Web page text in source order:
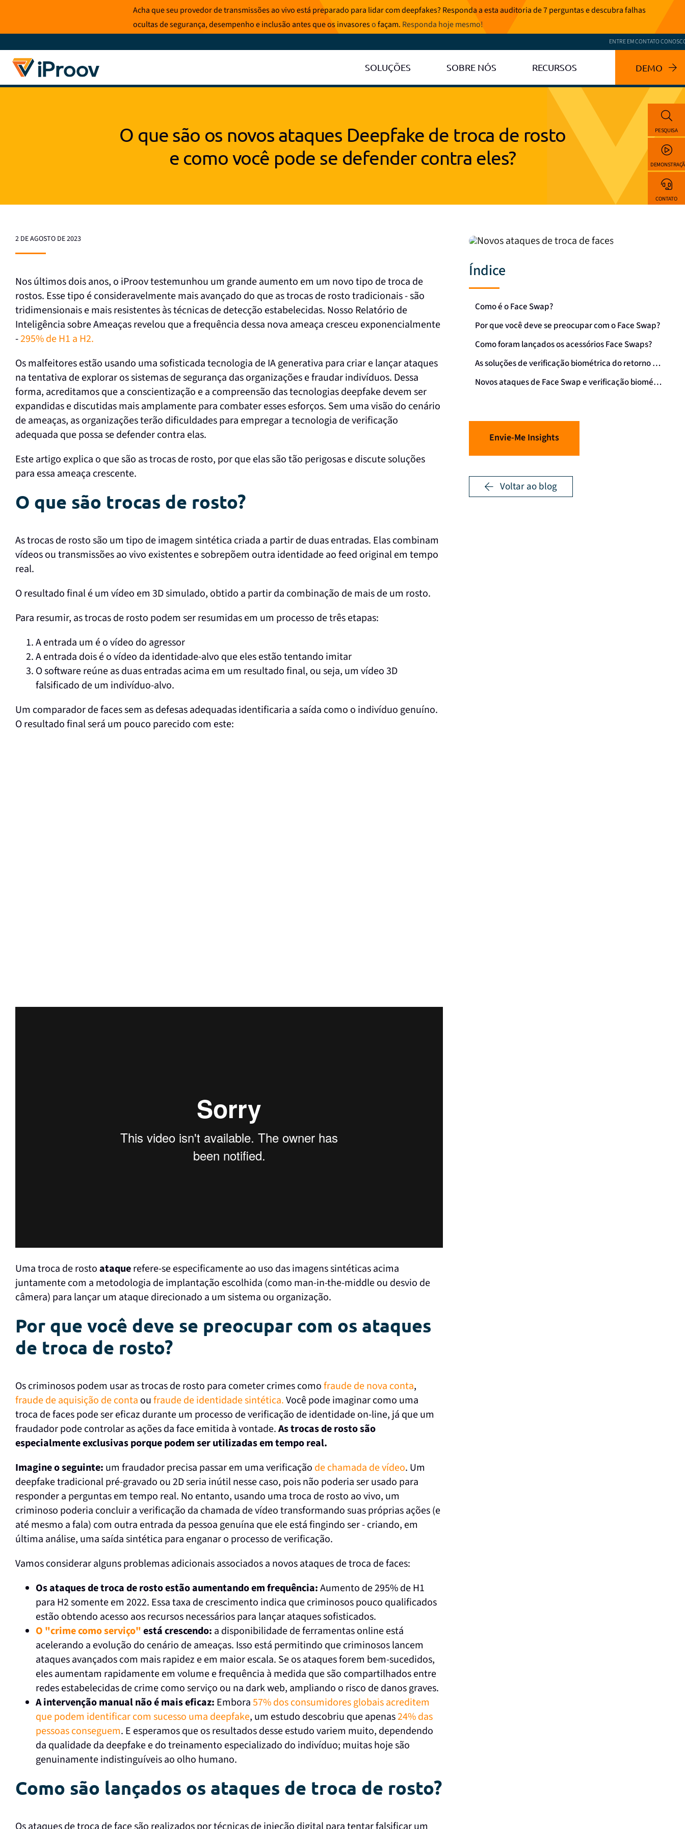
o
conteúdo
Acha que seu provedor de transmissões ao vivo está preparado para lidar com deepfakes? Responda a esta auditoria de 7 perguntas e descubra falhas
ocultas de segurança, desempenho e inclusão antes que os invasoresofaçam. Responda hoje mesmo!
ENTRE EM CONTATO
SOLUÇÕES SOBRE NÓS RECURSOS DEMO
O que são os novos ataques Deepfake de troca de rosto
e como você pode se defender contra eles?
2 DE AGOSTO DE 2023
Nos últimos dois anos, o iProov testemunhou um grande aumento em um novo tipo de troca de
rostos. Esse tipo é consideravelmente mais avançado do que as trocas de rosto tradicionais - são
tridimensionais e mais resistentes às técnicas de detecção estabelecidas. Nosso Relatório de
Inteligência sobre Ameaças revelou que a frequência dessa nova ameaça cresceu exponencialmente
-295% de H1 a H2.
Os malfeitores estão usando uma sofisticada tecnologia de IA generativa para criar e lançar ataques
na tentativa de explorar os sistemas de segurança das organizações e fraudar indivíduos. Dessa
forma, acreditamos que a conscientização e a compreensão das tecnologias deepfake devem ser
expandidas e discutidas mais amplamente para combater esses esforços. Sem uma visão do cenário
de ameaças, as organizações terão dificuldades para empregar a tecnologia de verificação
adequada que possa se defender contra elas.
Este artigo explica o que são as trocas de rosto, por que elas são tão perigosas e discute soluções
para essa ameaça crescente.
O que são trocas de rosto?
As trocas de rosto são um tipo de imagem sintética criada a partir de duas entradas. Elas combinam
vídeos ou transmissões ao vivo existentes e sobrepõem outra identidade ao feed original em tempo
real.
O resultado final é um vídeo em 3D simulado, obtido a partir da combinação de mais de um rosto.
Para resumir, as trocas de rosto podem ser resumidas em um processo de três etapas:
A entrada um é o vídeo do agressor
A entrada dois é o vídeo da identidade-alvo que eles estão tentando imitar
O software reúne as duas entradas acima em um resultado final, ou seja, um vídeo 3D
falsificado de um indivíduo-alvo.
Um comparador de faces sem as defesas adequadas identificaria a saída como o indivíduo genuíno.
O resultado final será um pouco parecido com este:
Uma troca de rostoataquerefere-se especificamente ao uso das imagens sintéticas acima
juntamente com a metodologia de implantação escolhida (como man-in-the-middle ou desvio de
câmera) para lançar um ataque direcionado a um sistema ou organização.
Por que você deve se preocupar com os ataques
de troca de rosto?
Os criminosos podem usar as trocas de rosto para cometer crimes comofraude de nova conta,
fraude de aquisição de conta oufraude de identidade sintética.Você pode imaginar como uma
troca de faces pode ser eficaz durante um processo de verificação de identidade on-line, já que um
fraudador pode controlar as ações da face emitida à vontade.As trocas de rosto são
especialmente exclusivas porque podem ser utilizadas em tempo real.
Imagine o seguinte: um fraudador precisa passar em uma verificação de chamada de vídeo. Um
deepfake tradicional pré-gravado ou 2D seria inútil nesse caso, pois não poderia ser usado para
responder a perguntas em tempo real. No entanto, usando uma troca de rosto ao vivo, um
criminoso poderia concluir a verificação da chamada de vídeo transformando suas próprias ações (e
até mesmo a fala) com outra entrada da pessoa genuína que ele está fingindo ser - criando, em
última análise, uma saída sintética para enganar o processo de verificação.
Vamos considerar alguns problemas adicionais associados a novos ataques de troca de faces:
Os ataques de troca de rosto estão aumentando em frequência:Aumento de 295% de H1
para H2 somente em 2022. Essa taxa de crescimento indica que criminosos pouco qualificados
estão obtendo acesso aos recursos necessários para lançar ataques sofisticados.
O "crime como serviço"está crescendo: a disponibilidade de ferramentas online está
acelerando a evolução do cenário de ameaças. Isso está permitindo que criminosos lancem
ataques avançados com mais rapidez e em maior escala. Se os ataques forem bem-sucedidos,
eles aumentam rapidamente em volume e frequência à medida que são compartilhados entre
redes estabelecidas de crime como serviço ou na dark web, ampliando o risco de danos graves.
A intervenção manual não é mais eficaz: Embora57% dos consumidores globais acreditem
que podem identificar com sucesso uma deepfake, um estudo descobriu que apenas24% das
pessoas conseguem. E esperamos que os resultados desse estudo variem muito, dependendo
da qualidade da deepfake e do treinamento especializado do indivíduo; muitas hoje são
genuinamente indistinguíveis ao olho humano.
Como são lançados os ataques de troca de rosto?
Índice
Como é o Face Swap?
Por que você deve se preocupar com o Face Swap?
Como foram lançados os acessórios Face Swaps?
As soluções de verificação biométrica do retorno devem se diferenciar das de troca de rosto
Novos ataques de Face Swap e verificação biométrica de volts: uma síntese
Envie-Me Insights
Voltar ao blog
PESQUISA
CONTATO